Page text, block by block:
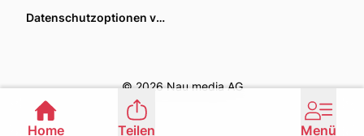
Datenschutzoptionen verwalten
© 2026 Nau media AG
Home Teilen Menü